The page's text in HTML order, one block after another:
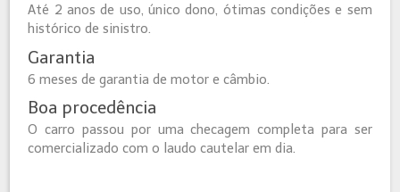
Até 2 anos de uso, único dono, ótimas condições e sem
histórico de sinistro.
Garantia
6 meses de garantia de motor e câmbio.
Boa procedência
O carro passou por uma checagem completa para ser
comercializado com o laudo cautelar em dia.